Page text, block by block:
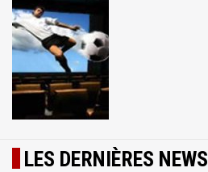
LES DERNIÈRES NEWS